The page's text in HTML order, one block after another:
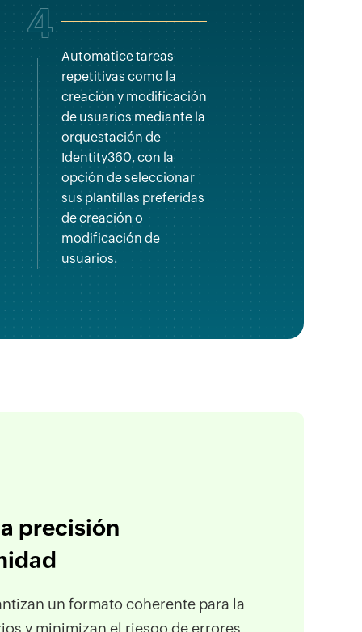
4
Automatice tareas
repetitivas como la
creación y modificación
de usuarios mediante la
orquestación de
Identity360, con la
opción de seleccionar
sus plantillas preferidas
de creación o
modificación de
usuarios.
precisión
un formato coherente para la
y minimizan el riesgo de errores